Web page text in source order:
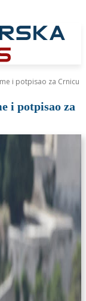
i potpisao za Crnicu
i potpisao za